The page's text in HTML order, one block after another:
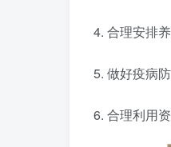
4. 合理安排
5. 做好疫病
6. 合理利用